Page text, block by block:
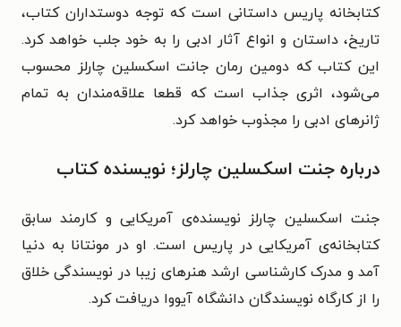
کتابخانه پاریس داستانی است که توجه دوستداران کتاب،
تاریخ، داستان و انواع آثار ادبی را به خود جلب خواهد کرد.
این کتاب که دومین رمان جانت اسکسلین چارلز محسوب
می‌شود، اثری جذاب است که قطعا علاقه‌مندان به تمام
ژانرهای ادبی را مجذوب خواهد کرد.
درباره جنت اسکسلین چارلز؛ نویسنده کتاب
جنت اسکسلین چارلز نویسنده‌ی آمریکایی و کارمند سابق
کتابخانه‌ی آمریکایی در پاریس است. او در مونتانا به دنیا
آمد و مدرک کارشناسی ارشد هنرهای زیبا در نویسندگی خلاق
را از کارگاه نویسندگان دانشگاه آیووا دریافت کرد.